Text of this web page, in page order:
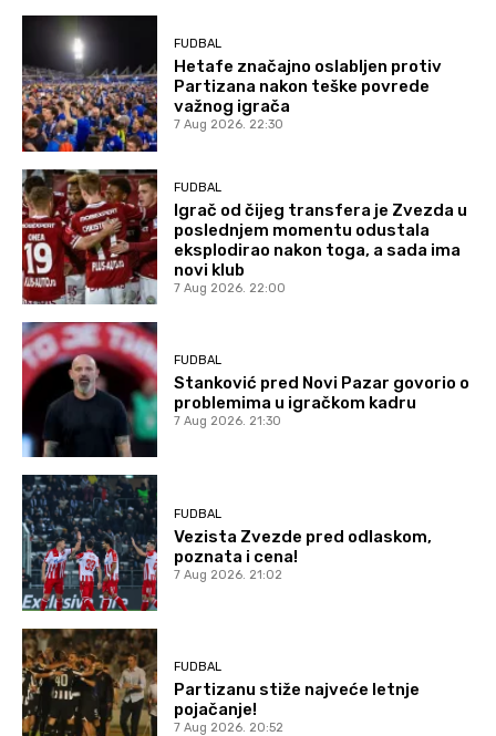
FUDBAL
Hetafe značajno oslabljen protiv
Partizana nakon teške povrede
važnog igrača
7 Aug 2026. 22:30
FUDBAL
Igrač od čijeg transfera je Zvezda u
poslednjem momentu odustala
eksplodirao nakon toga, a sada ima
novi klub
7 Aug 2026. 22:00
FUDBAL
Stanković pred Novi Pazar govorio o
problemima u igračkom kadru
7 Aug 2026. 21:30
FUDBAL
Vezista Zvezde pred odlaskom,
poznata i cena!
7 Aug 2026. 21:02
FUDBAL
Partizanu stiže najveće letnje
pojačanje!
7 Aug 2026. 20:52